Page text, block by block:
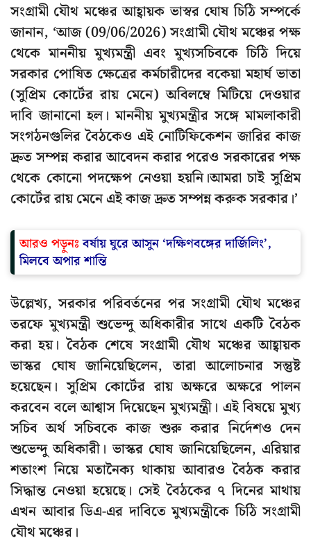
সংগ্রামী যৌথ মঞ্চের আহ্বায়ক ভাস্বর ঘোষ চিঠি সম্পর্কে
জানান, ‘আজ (09/06/2026) সংগ্রামী যৌথ মঞ্চের পক্ষ
থেকে মাননীয় মুখ্যমন্ত্রী এবং মুখ্যসচিবকে চিঠি দিয়ে
সরকার পোষিত ক্ষেত্রের কর্মচারীদের বকেয়া মহার্ঘ ভাতা
(সুপ্রিম কোর্টের রায় মেনে) অবিলম্বে মিটিয়ে দেওয়ার
দাবি জানানো হল। মাননীয় মুখ্যমন্ত্রীর সঙ্গে মামলাকারী
সংগঠনগুলির বৈঠকেও এই নোটিফিকেশন জারির কাজ
দ্রুত সম্পন্ন করার আবেদন করার পরেও সরকারের পক্ষ
থেকে কোনো পদক্ষেপ নেওয়া হয়নি।আমরা চাই সুপ্রিম
কোর্টের রায় মেনে এই কাজ দ্রুত সম্পন্ন করুক সরকার।’
আরও পড়ুনঃবর্ষায় ঘুরে আসুন ‘দক্ষিণবঙ্গের দার্জিলিং’,
মিলবে অপার শান্তি
উল্লেখ্য, সরকার পরিবর্তনের পর সংগ্রামী যৌথ মঞ্চের
তরফে মুখ্যমন্ত্রী শুভেন্দু অধিকারীর সাথে একটি বৈঠক
করা হয়। বৈঠক শেষে সংগ্রামী যৌথ মঞ্চের আহ্বায়ক
ভাস্কর ঘোষ জানিয়েছিলেন, তারা আলোচনার সন্তুষ্ট
হয়েছেন। সুপ্রিম কোর্টের রায় অক্ষরে অক্ষরে পালন
করবেন বলে আশ্বাস দিয়েছেন মুখ্যমন্ত্রী। এই বিষয়ে মুখ্য
সচিব অর্থ সচিবকে কাজ শুরু করার নির্দেশও দেন
শুভেন্দু অধিকারী। ভাস্কর ঘোষ জানিয়েছিলেন, এরিয়ার
শতাংশ নিয়ে মতানৈক্য থাকায় আবারও বৈঠক করার
সিদ্ধান্ত নেওয়া হয়েছে। সেই বৈঠকের ৭ দিনের মাথায়
এখন আবার ডিএ-এর দাবিতে মুখ্যমন্ত্রীকে চিঠি সংগ্রামী
যৌথ মঞ্চের।